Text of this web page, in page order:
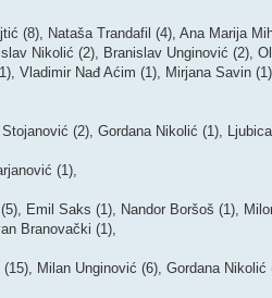
(8), Nataša Trandafil (4), Ana Marija
Nikolić (2), Branislav Unginović (2),
Vladimir Nađ Aćim (1), Mirjana Savin
(2), Gordana Nikolić (1),
(1),
Emil Saks (1), Nandor Boršoš (1),
Branovački (1),
Milan Unginović (6), Gordana Nikolić